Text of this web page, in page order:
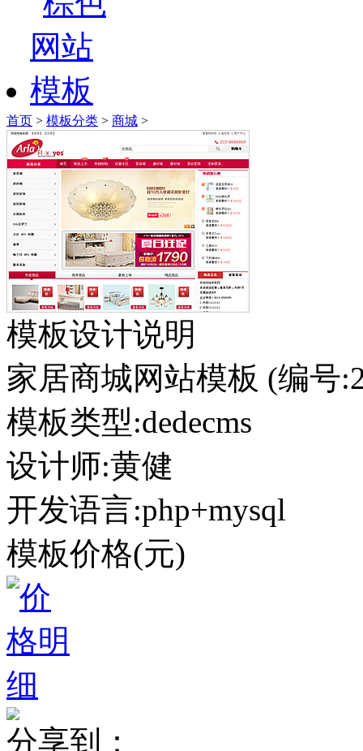
首页 > 模板分类 > 商城 >
模板设计说明
家居商城网站模板 (编号
模板类型:dedecms
设计师:黄健
开发语言:php+mysql
模板价格(元)
分享到：